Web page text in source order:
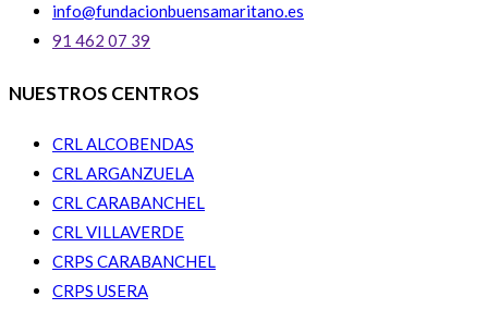
info@fundacionbuensamaritano.es
91 462 07 39
NUESTROS CENTROS
CRL ALCOBENDAS
CRL ARGANZUELA
CRL CARABANCHEL
CRL VILLAVERDE
CRPS CARABANCHEL
CRPS USERA